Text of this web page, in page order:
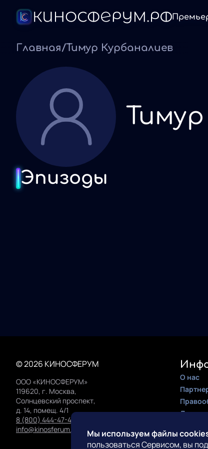
Главная/Тимур Курбаналиев
Эпизоды
Мы используем файлы
пользоваться Сервисом, вы
© 2026 КИНОСФЕРУМ
ООО «КИНОСФЕРУМ»
119620, г. Москва,
Солнцевский проспект,
д. 14, помещ. 4/1
8 (800) 444-47-42
info@kinosferum.org
О нас